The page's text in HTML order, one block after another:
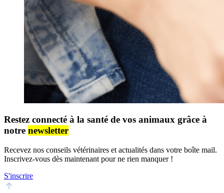
Restez connecté à la santé de vos animaux grâce à
notre newsletter
Recevez nos conseils vétérinaires et actualités dans votre boîte mail.
Inscrivez-vous dès maintenant pour ne rien manquer !
S'inscrire